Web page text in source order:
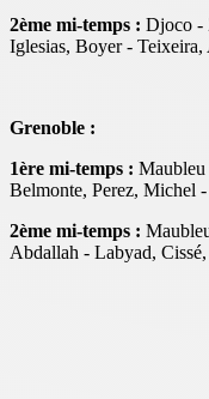
2ème mi-temps : Djoco -
Iglesias, Boyer -
Grenoble :
1ère mi-temps :
Belmonte, Perez, Michel
2ème mi-temps :
Abdallah - Labyad,